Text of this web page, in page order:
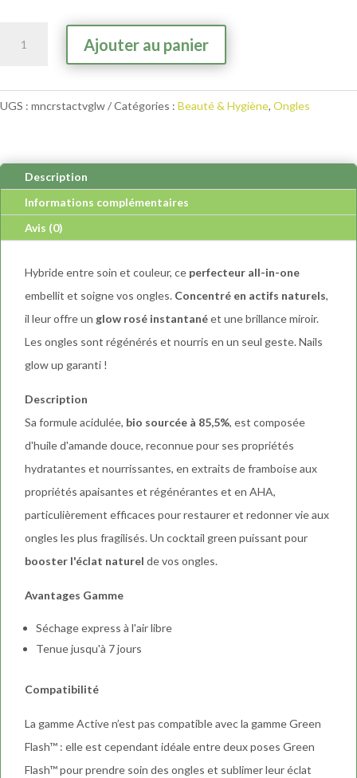
-
Active
Ajouter au panier
e
r
i
v
UGS : mncrstactvglw Catégories : Beauté & Hygiène, Ongles
Description
Informations complémentaires
Avis (0)
Hybride entre soin et couleur, ce perfecteur all-in-one
embellit et soigne vos ongles. Concentré en actifs naturels,
il leur offre un glow rosé instantanéet une brillance miroir.
Les ongles sont régénérés et nourris en un seul geste. Nails
glow up garanti !
Description
Sa formule acidulée, bio sourcée à 85,5%, est composée
d'huile d'amande douce, reconnue pour ses propriétés
hydratantes et nourrissantes, en extraits de framboise aux
propriétés apaisantes et régénérantes et en AHA,
particulièrement efficaces pour restaurer et redonner vie aux
ongles les plus fragilisés. Un cocktail green puissant pour
booster l'éclat naturel de vos ongles.
Avantages Gamme
Séchage express à l'air libre
Tenue jusqu'à 7 jours
Compatibilité
La gamme Active n’est pas compatible avec la gamme Green
Flash™ : elle est cependant idéale entre deux poses Green
Flash™ pour prendre soin des ongles et sublimer leur éclat